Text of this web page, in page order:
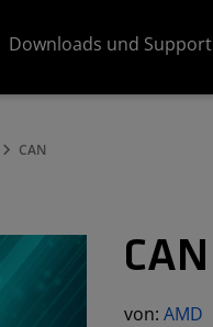
Downloads und Support
CAN
CAN
von:AMD